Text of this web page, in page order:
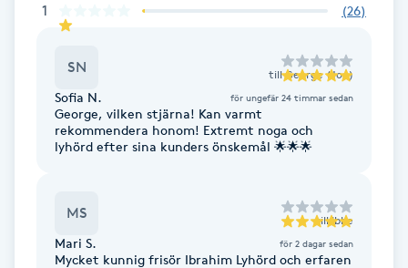
Kroppspeeling
Käkledsbehandling
Kärlbehandling
Laserbehandling
Lashlift Keratin
1 (26)
SN till George (Joe)
Sofia N. för ungefär 24 timmar sedan
George, vilken stjärna! Kan varmt
rekommendera honom! Extremt noga och
lyhörd efter sina kunders önskemål 🌟🌟🌟
MS till Ibbe
Mari S. för 2 dagar sedan
Mycket kunnig frisör Ibrahim Lyhörd och erfaren